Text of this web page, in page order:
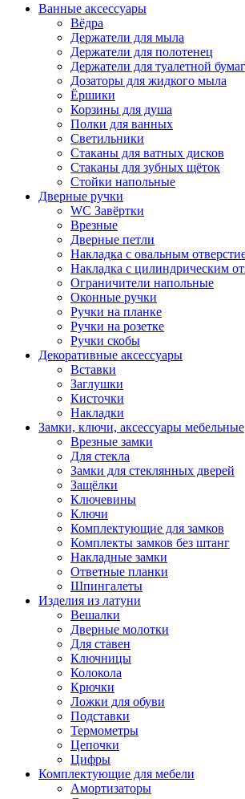
Ванные аксессуары
Вёдра
Держатели для мыла
Держатели для полотенец
Держатели для туалетной
Дозаторы для жидкого мыла
Ёршики
Корзины для душа
Полки для ванных
Светильники
Стаканы для ватных дисков
Стаканы для зубных щёток
Стойки напольные
Дверные ручки
WC Завёртки
Врезные
Дверные петли
Накладка с овальным
Накладка с цилиндрическим
Ограничители напольные
Оконные ручки
Ручки на планке
Ручки на розетке
Ручки скобы
Декоративные аксессуары
Вставки
Заглушки
Кисточки
Накладки
Замки, ключи, аксессуары мебельные
Врезные замки
Для стекла
Замки для стеклянных дверей
Защёлки
Ключевины
Ключи
Комплектующие для замков
Комплекты замков без штанг
Накладные замки
Ответные планки
Шпингалеты
Изделия из латуни
Вешалки
Дверные молотки
Для ставен
Ключницы
Колокола
Крючки
Ложки для обуви
Подставки
Термометры
Цепочки
Цифры
Комплектующие для мебели
Амортизаторы